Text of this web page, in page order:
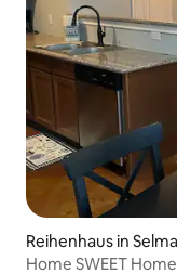
Reihenhaus in Selma
Home SWEET